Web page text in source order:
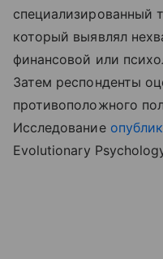
специализированный
который выявлял
финансовой или
Затем респонденты
противоположного
Исследование
Evolutionary